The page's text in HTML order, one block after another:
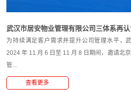
武汉市居安物业管理有限公司三体系再
为持续满足客户需求并提升公司管理水平，
2024 年 11 月 6 日至 11 月 8 日期间，邀请北
管...
查看更多